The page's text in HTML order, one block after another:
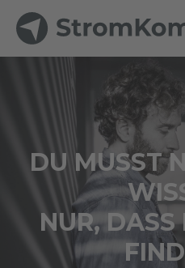
DU MUSST
NUR, DASS